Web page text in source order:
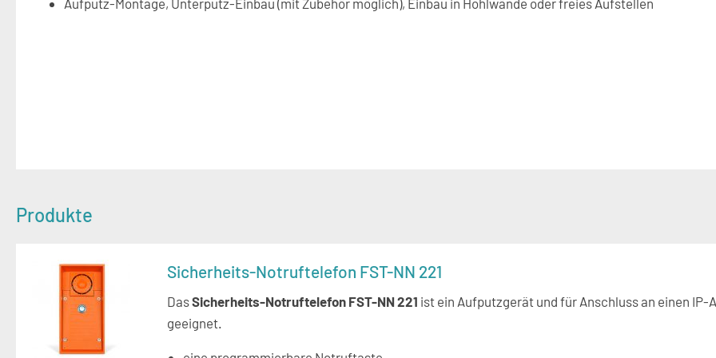
Aufputz-Montage, Unterputz-Einbau (mit Zubehör möglich), Einbau in Hohlwände oder freies Aufstellen
Produkte
Sicherheits-Notruftelefon FST-NN 221
DasSicherheits-Notruftelefon FST-NN 221 ist ein Aufputzgerät und für Anschluss an einen IP-
geeignet.